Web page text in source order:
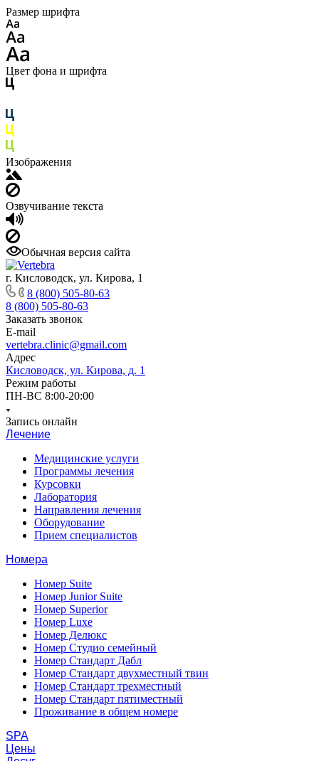
Размер шрифта
Цвет фона и шрифта
Изображения
Озвучивание текста
Обычная версия сайта
г. Кисловодск, ул. Кирова, 1
8 (800) 505-80-63
8 (800) 505-80-63
Заказать звонок
E-mail
vertebra.clinic@gmail.com
Адрес
Кисловодск, ул. Кирова, д. 1
Режим работы
ПН-ВС 8:00-20:00
Запись онлайн
Лечение
Медицинские услуги
Программы лечения
Курсовки
Лаборатория
Направления лечения
Оборудование
Прием специалистов
Номера
Номер Suite
Номер Junior Suite
Номер Superior
Номер Luxe
Номер Делюкс
Номер Студио семейный
Номер Стандарт Дабл
Номер Стандарт двухместный твин
Номер Стандарт трехместный
Номер Стандарт пятиместный
Проживание в общем номере
SPA
Цены